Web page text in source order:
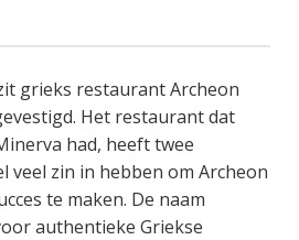
grieks restaurant Archeon
Het restaurant dat
had, heeft twee
veel zin in hebben om Archeon
te maken. De naam
authentieke Griekse